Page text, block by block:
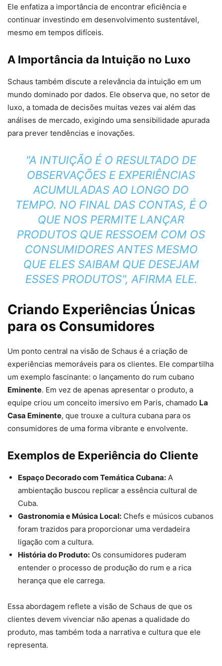
Ele enfatiza a importância de encontrar eficiência e
continuar investindo em desenvolvimento sustentável,
mesmo em tempos difíceis.
A Importância da Intuição no Luxo
Schaus também discute a relevância da intuição em um
mundo dominado por dados. Ele observa que, no setor de
luxo, a tomada de decisões muitas vezes vai além das
análises de mercado, exigindo uma sensibilidade apurada
para prever tendências e inovações.
"A INTUIÇÃO É O RESULTADO DE
OBSERVAÇÕES E EXPERIÊNCIAS
ACUMULADAS AO LONGO DO
TEMPO. NO FINAL DAS CONTAS, É O
QUE NOS PERMITE LANÇAR
PRODUTOS QUE RESSOEM COM OS
CONSUMIDORES ANTES MESMO
QUE ELES SAIBAM QUE DESEJAM
ESSES PRODUTOS", AFIRMA ELE.
Criando Experiências Únicas
para os Consumidores
Um ponto central na visão de Schaus é a criação de
experiências memoráveis para os clientes. Ele compartilha
um exemplo fascinante: o lançamento do rum cubano
Eminente. Em vez de apenas apresentar o produto, a
equipe criou um conceito imersivo em Paris, chamado La
Casa Eminente, que trouxe a cultura cubana para os
consumidores de uma forma vibrante e envolvente.
Exemplos de Experiência do Cliente
Espaço Decorado com Temática Cubana: A
ambientação buscou replicar a essência cultural de
Cuba.
Gastronomia e Música Local: Chefs e músicos cubanos
foram trazidos para proporcionar uma verdadeira
ligação com a cultura.
História do Produto: Os consumidores puderam
entender o processo de produção do rum e a rica
herança que ele carrega.
Essa abordagem reflete a visão de Schaus de que os
clientes devem vivenciar não apenas a qualidade do
produto, mas também toda a narrativa e cultura que ele
representa.